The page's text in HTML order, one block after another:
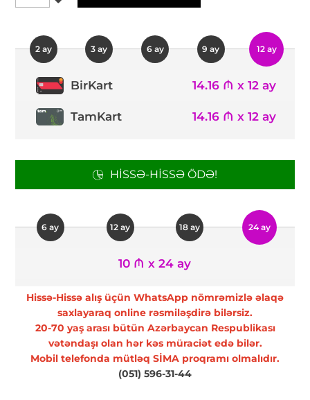
2 ay 3 ay 6 ay 9 ay 12 ay
BirKart 14.16 ₼ x 12 ay
TamKart 14.16 ₼ x 12 ay
HISSƏ-HISSƏ ÖDƏ!
6 ay 12 ay 18 ay 24 ay
10 ₼ x 24 ay
Hissə-Hissə alış üçün WhatsApp nömrəmizlə əlaqə
saxlayaraq online rəsmiləşdirə bilərsiz.
20-70 yaş arası bütün Azərbaycan Respublikası
vətəndaşı olan hər kəs müraciət edə bilər.
Mobil telefonda mütləq SİMA proqramı olmalıdır.
(051) 596-31-44